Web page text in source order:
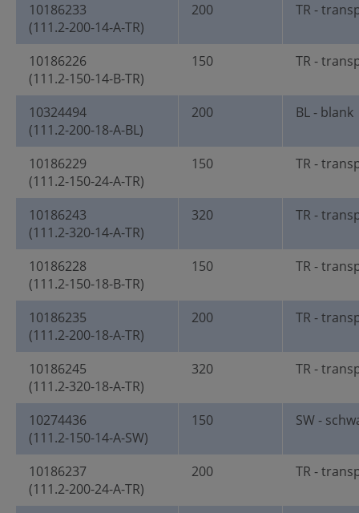
10186233
(111.2-200-14-A-TR)
200 TR -
10186226
(111.2-150-14-B-TR)
150 TR -
10324494
(111.2-200-18-A-BL)
200 BL - blank
10186229
(111.2-150-24-A-TR)
150 TR -
10186243
(111.2-320-14-A-TR)
320 TR -
10186228
(111.2-150-18-B-TR)
150 TR -
10186235
(111.2-200-18-A-TR)
200 TR -
10186245
(111.2-320-18-A-TR)
320 TR -
10274436
(111.2-150-14-A-SW)
150 SW -
10186237
(111.2-200-24-A-TR)
200 TR -